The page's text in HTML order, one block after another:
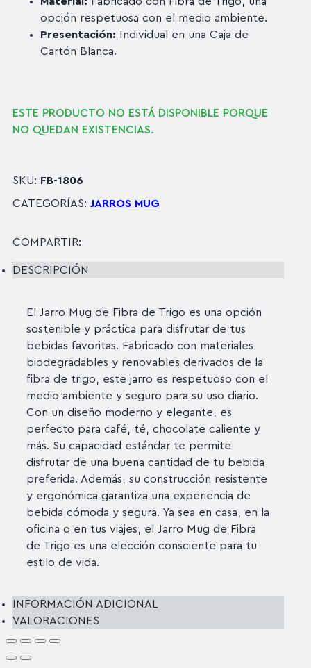
opción respetuosa con el medio ambiente.
Presentación: Individual en una Caja de
Cartón Blanca.
ESTE PRODUCTO NO ESTÁ DISPONIBLE PORQUE
NO QUEDAN EXISTENCIAS.
SKU: FB-1806
CATEGORÍAS: JARROS MUG
COMPARTIR:
DESCRIPCIÓN
El Jarro Mug de Fibra de Trigo es una opción
sostenible y práctica para disfrutar de tus
bebidas favoritas. Fabricado con materiales
biodegradables y renovables derivados de la
fibra de trigo, este jarro es respetuoso con el
medio ambiente y seguro para su uso diario.
Con un diseño moderno y elegante, es
perfecto para café, té, chocolate caliente y
más. Su capacidad estándar te permite
disfrutar de una buena cantidad de tu bebida
preferida. Además, su construcción resistente
y ergonómica garantiza una experiencia de
bebida cómoda y segura. Ya sea en casa, en la
oficina o en tus viajes, el Jarro Mug de Fibra
de Trigo es una elección consciente para tu
estilo de vida.
INFORMACIÓN ADICIONAL
VALORACIONES